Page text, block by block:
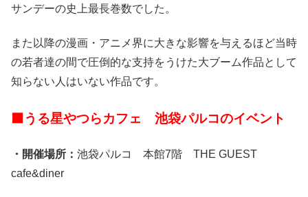
サンデーの史上最長巻数でした。
また以降の漫画・アニメ界に大きな影響を与えるほど当時
の若者達の間で圧倒的な支持をうけた大ブーム作品として
知らない人はいない作品です。
⬛うる星やつらカフェ 池袋パルコのイベント
・開催場所： 池袋パルコ 本館7階 THE GUEST
cafe&diner